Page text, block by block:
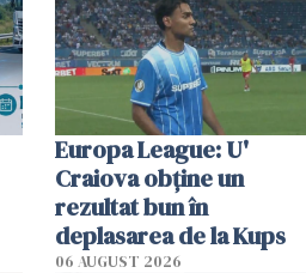
Europa League: U'
Craiova obține un
rezultat bun în
deplasarea de la Kups
06 AUGUST 2026